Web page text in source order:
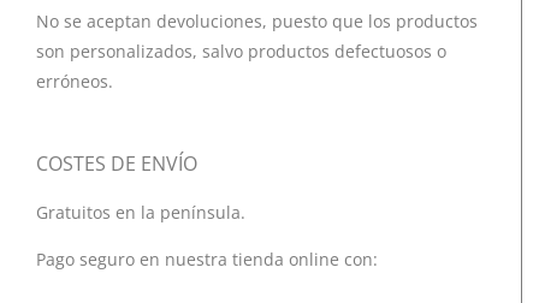
No se aceptan devoluciones, puesto que los productos
son personalizados, salvo productos defectuosos o
erróneos.
COSTES DE ENVÍO
Gratuitos en la península.
Pago seguro en nuestra tienda online con: